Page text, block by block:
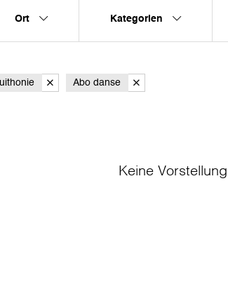
Ort Kategorien
Abo danse
Keine